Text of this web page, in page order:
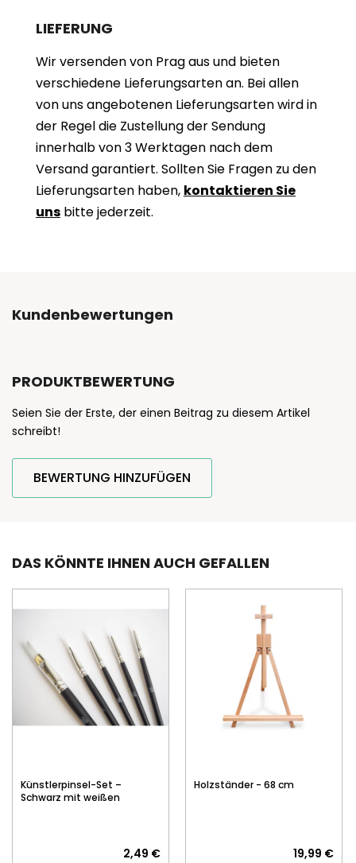
LIEFERUNG
Wir versenden von Prag aus und bieten
verschiedene Lieferungsarten an. Bei allen
von uns angebotenen Lieferungsarten wird in
der Regel die Zustellung der Sendung
innerhalb von 3 Werktagen nach dem
Versand garantiert. Sollten Sie Fragen zu den
Lieferungsarten haben, kontaktieren Sie
uns bitte jederzeit.
Kundenbewertungen
PRODUKTBEWERTUNG
Seien Sie der Erste, der einen Beitrag zu diesem Artikel
schreibt!
BEWERTUNG HINZUFÜGEN
DAS KÖNNTE IHNEN AUCH GEFALLEN
Künstlerpinsel-Set –
Schwarz mit weißen
2,49 €
Holzständer - 68 cm
19,99 €